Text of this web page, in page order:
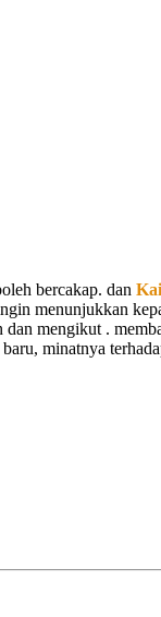
bercakap. dan
menunjukkan
dan mengikut .
minatnya